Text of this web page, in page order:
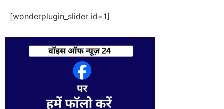
[wonderplugin_slider id=1]